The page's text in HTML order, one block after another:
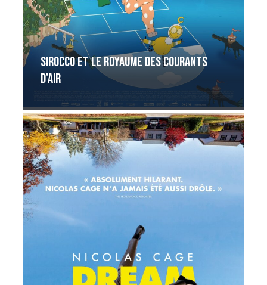
Sirocco et le Royaume des courants
d’air